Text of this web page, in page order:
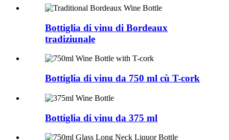
Bottiglia di vinu di Bordeaux
tradiziunale
Bottiglia di vinu da 750 ml cù T-cork
Bottiglia di vinu da 375 ml